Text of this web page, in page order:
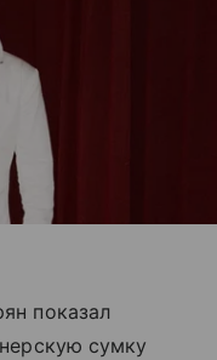
показал
сумку